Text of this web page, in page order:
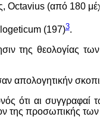
Octavius(από 180
(197)3.
της θεολογίας
απολογητικήν
ότι αι
της προσωπικής